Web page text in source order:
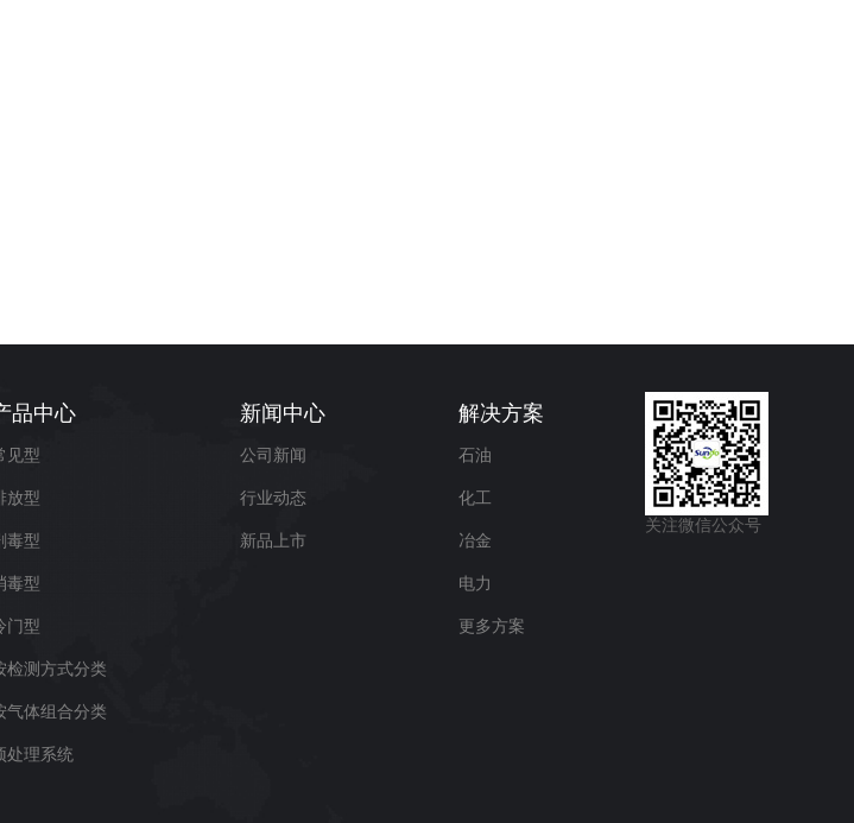
品中心
见型
放型
毒型
毒型
门型
检测方式分类
气体组合分类
处理系统
新闻中心
公司新闻
行业动态
新品上市
解决方案
石油
化工
冶金
电力
更多方案
关注微信公众号